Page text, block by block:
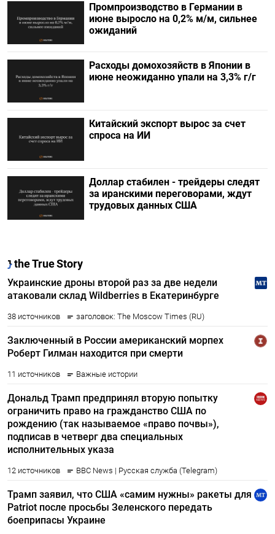
Промпроизводство в Германии в
июне выросло на 0,2%​​​ м/м, сильнее
ожиданий
Расходы домохозяйств в Японии в
июне неожиданно упали на 3,3% г/г
Китайский экспорт вырос за счет
спроса на ИИ
Доллар стабилен - трейдеры следят
за иранскими переговорами, ждут
трудовых данных США